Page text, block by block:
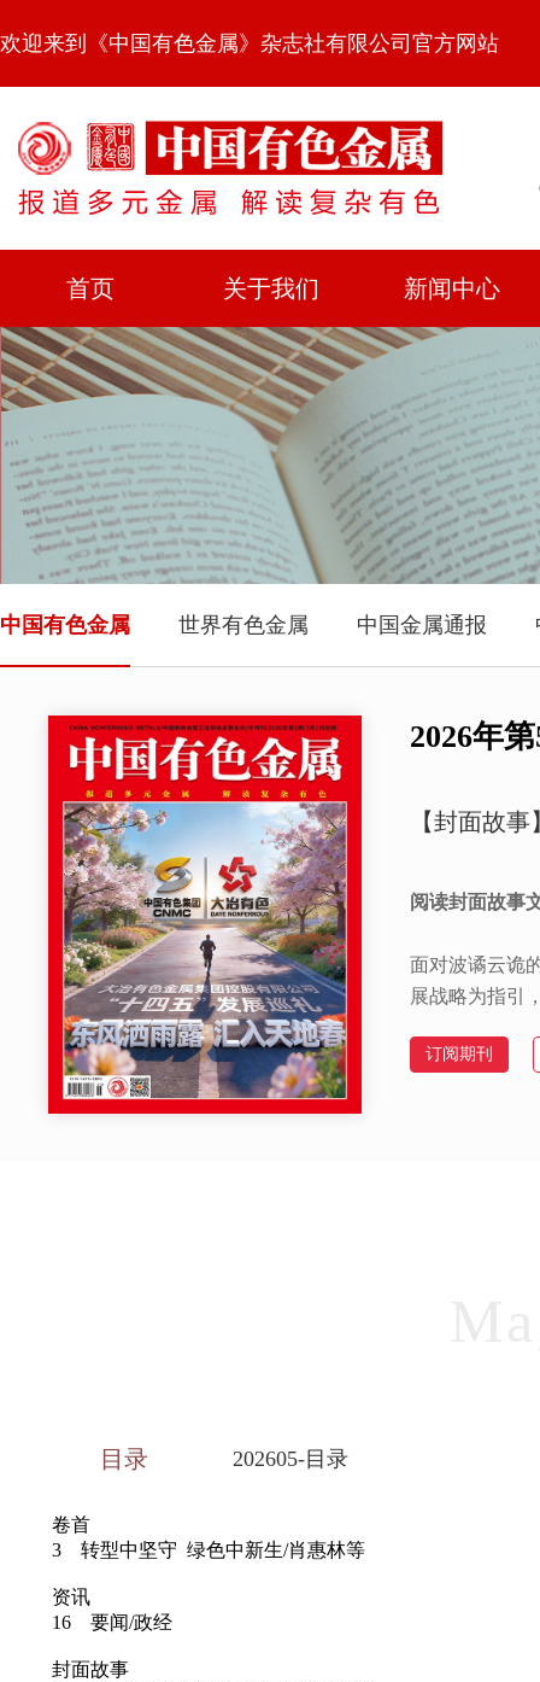
欢迎来到《中国有色金属》杂志社有限公司官方网站
首页 关于我们 新闻中心
中国有色金属 世界有色金属 中国金属通报
2026年
【封面故
阅读封面故事
面对波谲云诡
展战略为指引
色“十五五”期
订阅期刊
目录 202605-目录
卷首
3 转型中坚守 绿色中新生/肖惠林等
资讯
16 要闻/政经
封面故事